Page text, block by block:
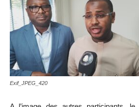
Exif_JPEG_420